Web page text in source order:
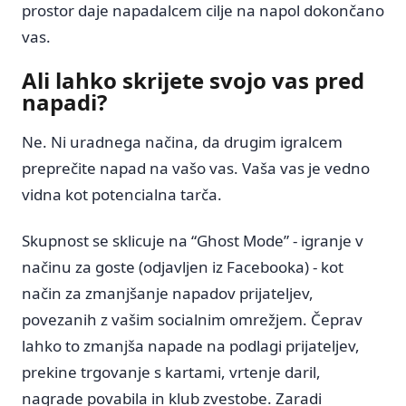
prostor daje napadalcem cilje na napol dokončano
vas.
Ali lahko skrijete svojo vas pred
napadi?
Ne. Ni uradnega načina, da drugim igralcem
preprečite napad na vašo vas. Vaša vas je vedno
vidna kot potencialna tarča.
Skupnost se sklicuje na “Ghost Mode” - igranje v
načinu za goste (odjavljen iz Facebooka) - kot
način za zmanjšanje napadov prijateljev,
povezanih z vašim socialnim omrežjem. Čeprav
lahko to zmanjša napade na podlagi prijateljev,
prekine trgovanje s kartami, vrtenje daril,
nagrade povabila in klub zvestobe. Zaradi